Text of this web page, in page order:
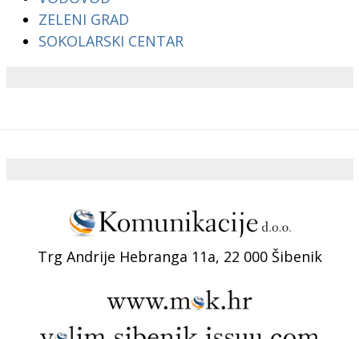
ZELENI GRAD
SOKOLARSKI CENTAR
Trg Andrije Hebranga 11a, 22 000 Šibenik